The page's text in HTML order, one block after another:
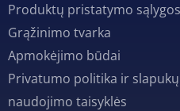
Produktų pristatymo sąlygos
Grąžinimo tvarka
Apmokėjimo būdai
Privatumo politika ir slapukų
naudojimo taisyklės